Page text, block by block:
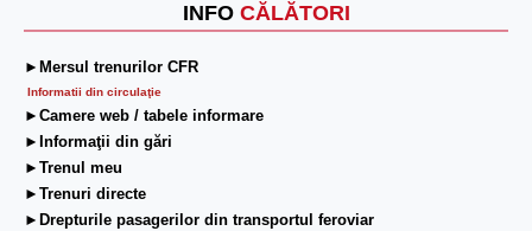
INFO CĂLĂTORI
►Mersul trenurilor CFR
Informatii din circulaţie
►Camere web / tabele informare
►Informaţii din gări
►Trenul meu
►Trenuri directe
►Drepturile pasagerilor din transportul feroviar